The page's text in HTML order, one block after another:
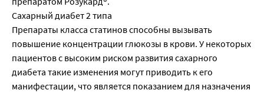
Сахарный диабет 2 типа
Препараты класса статинов способны вызывать
повышение концентрации глюкозы в крови. У некоторых
пациентов с высоким риском развития сахарного
диабета такие изменения могут приводить к его
манифестации, что является показанием для назначения